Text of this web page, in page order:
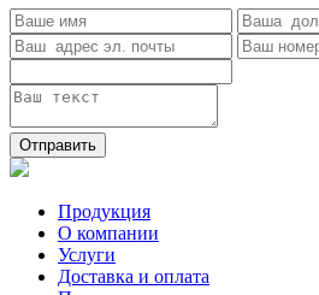
Отправить
Продукция
О компании
Услуги
Доставка и оплата